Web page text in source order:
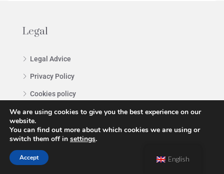
Legal
Legal Advice
Privacy Policy
Cookies policy
Terms and Conditions
Contact us
English
We are using cookies to give you the best experience on our
website.
You can find out more about which cookies we are using or
switch them off in settings.
Accept